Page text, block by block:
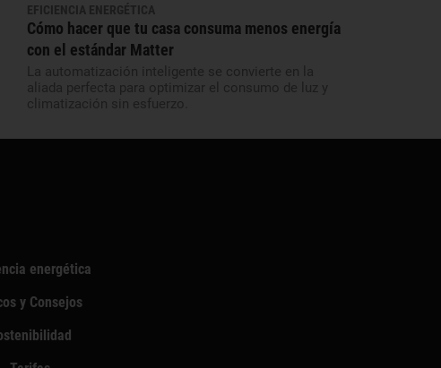
EFICIENCIA ENERGÉTICA
Cómo hacer que tu casa consuma menos energía
con el estándar Matter
La automatización inteligente se convierte en la
aliada perfecta para optimizar el consumo de luz y
climatización sin esfuerzo.
energética
y Consejos